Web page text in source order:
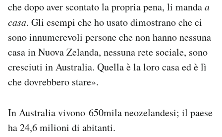
che dopo aver scontato la propria pena, li mandaa
casa. Gli esempi che ho usato dimostrano che ci
sono innumerevoli persone che non hanno nessuna
casa in Nuova Zelanda, nessuna rete sociale, sono
cresciuti in Australia. Quella è la loro casa ed è lì
che dovrebbero stare».
In Australia vivono 650mila neozelandesi; il paese
ha 24,6 milioni di abitanti.